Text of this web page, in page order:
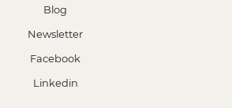
Blog
Newsletter
Facebook
Linkedin